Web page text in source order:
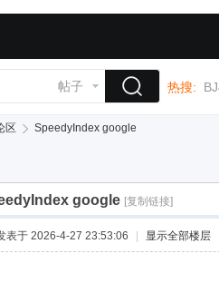
帖子 热搜:
区
›
SpeedyIndex google
google [复制链接]
表于 2026-4-27 23:53:06 显示全部楼层